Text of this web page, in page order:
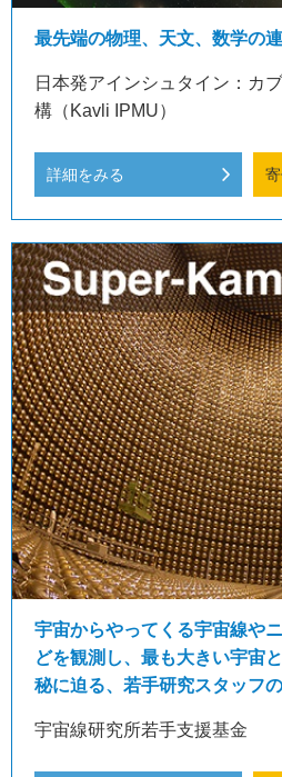
最先端の物理、天文、数学の
日本発アインシュタイン：カ
構（Kavli IPMU）
詳細をみる
宇宙からやってくる宇宙線や
どを観測し、最も大きい宇宙
秘に迫る、若手研究スタッフ
宇宙線研究所若手支援基金